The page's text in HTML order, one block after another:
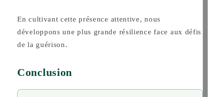
En cultivant cette présence attentive, nous
développons une plus grande résilience face aux défis
de la guérison.
Conclusion